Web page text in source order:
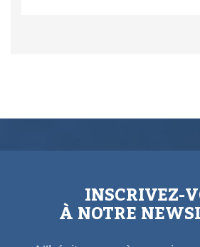
INSCRIVEZ-
À NOTRE